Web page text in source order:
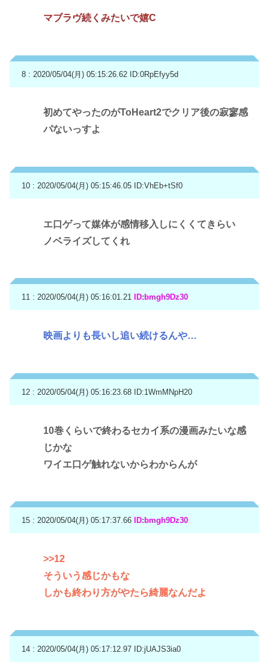
マブラヴ続くみたいで嬉C
8 : 2020/05/04(月) 05:15:26.62 ID:0RpEfyy5d
初めてやったのがToHeart2でクリア後の寂寥感
パないっすよ
10 : 2020/05/04(月) 05:15:46.05 ID:VhEb+tSf0
エ口ゲって媒体が感情移入しにくくてきらい
ノベライズしてくれ
11 : 2020/05/04(月) 05:16:01.21 ID:bmgh9Dz30
映画よりも長いし追い続けるんや…
12 : 2020/05/04(月) 05:16:23.68 ID:1WmMNpH20
10巻くらいで終わるセカイ系の漫画みたいな感
じかな
ワイエ口ゲ触れないからわからんが
15 : 2020/05/04(月) 05:17:37.66 ID:bmgh9Dz30
>>12
そういう感じかもな
しかも終わり方がやたら綺麗なんだよ
14 : 2020/05/04(月) 05:17:12.97 ID:jUAJS3ia0